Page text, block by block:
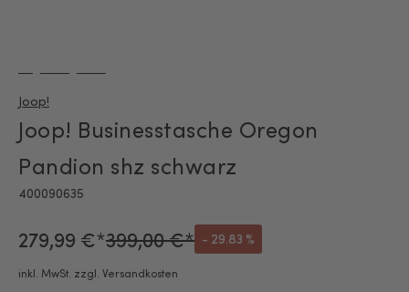
Joop!
Joop! Businesstasche Oregon
Pandion shz schwarz
400090635
279,99 €*399,00 €* - 29.83 %
inkl. MwSt. zzgl. Versandkosten